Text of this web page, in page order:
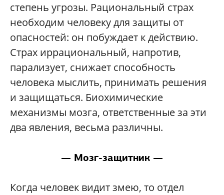
степень угрозы. Рациональный страх
необходим человеку для защиты от
опасностей: он побуждает к действию.
Страх иррациональный, напротив,
парализует, снижает способность
человека мыслить, принимать решения
и защищаться. Биохимические
механизмы мозга, ответственные за эти
два явления, весьма различны.
— Мозг-защитник —
Когда человек видит змею, то отдел